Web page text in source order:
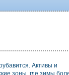
Активы и
зоны, где зимы